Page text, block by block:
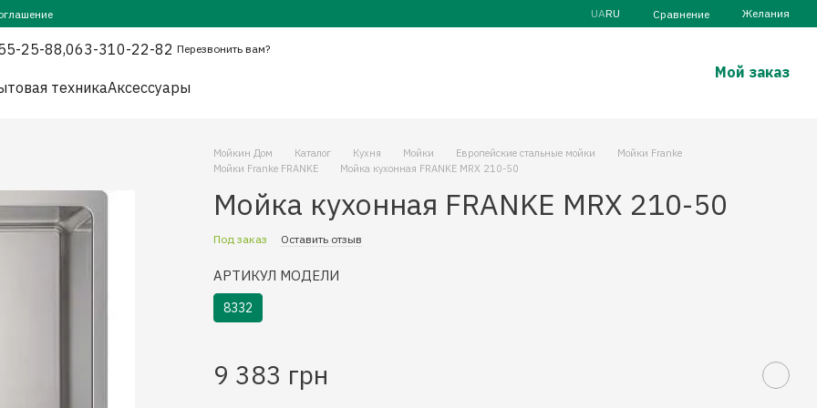
UARU Сравнение Желания
25-88,063-310-22-82 Перезвонить вам?
техникаАксессуары
Мой заказ
Мойкин Дом Каталог Кухня Мойки Европейские стальные мойки
Мойки Franke
Мойки Franke FRANKE
Мойка кухонная FRANKE MRX 210-50
Мойка кухонная FRANKE MRX 210-50
Под заказ Оставить отзыв
АРТИКУЛ МОДЕЛИ
8332
9 383 грн